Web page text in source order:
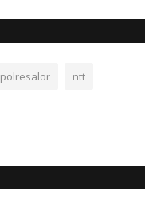
polresalor ntt